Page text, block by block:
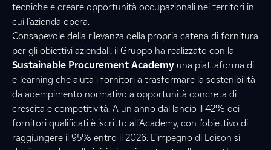
tecniche e creare opportunità occupazionali nei territori in
cui l’azienda opera.
Consapevole della rilevanza della propria catena di fornitura
per gli obiettivi aziendali, il Gruppo ha realizzato con la
Sustainable Procurement Academy una piattaforma di
e-learning che aiuta i fornitori a trasformare la sostenibilità
da adempimento normativo a opportunità concreta di
crescita e competitività. A un anno dal lancio il 42% dei
fornitori qualificati è iscritto all’Academy, con l’obiettivo di
raggiungere il 95% entro il 2026. L’impegno di Edison si